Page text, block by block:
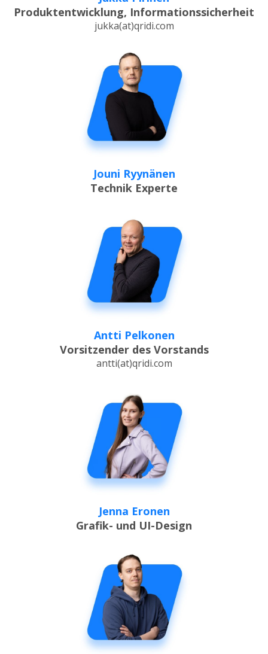
Produktentwicklung, Informationssicherheit
jukka(at)qridi.com
Jouni Ryynänen
Technik Experte
Antti Pelkonen
Vorsitzender des Vorstands
antti(at)qridi.com
Jenna Eronen
Grafik- und UI-Design